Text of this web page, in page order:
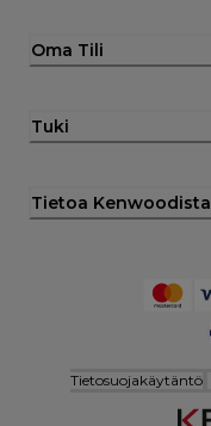
Oma Tili
Tuki
Tietoa Kenwoodista
Tietosuojakäytäntö